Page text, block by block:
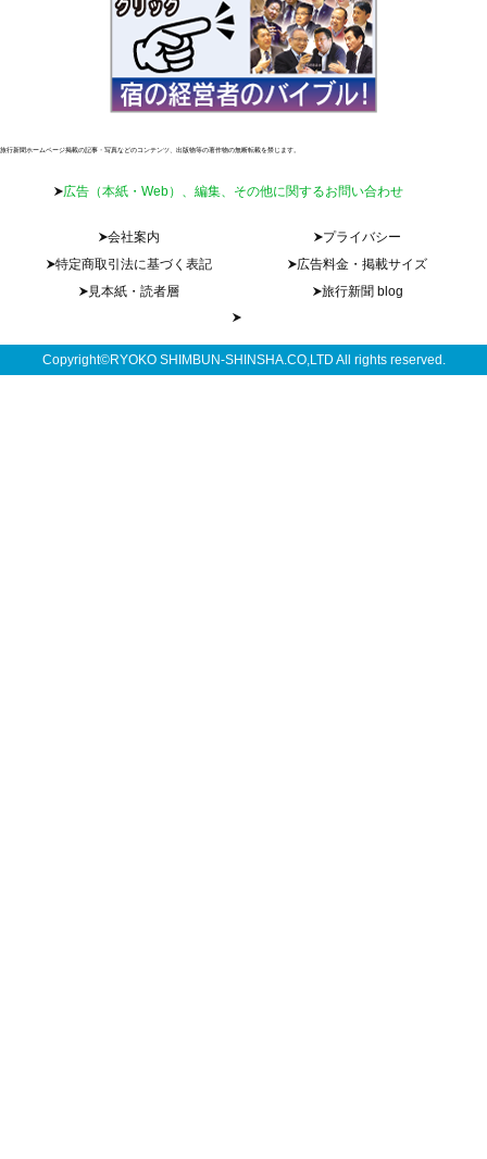
旅行新聞ホームページ掲載の記事・写真などのコンテンツ、出版物等の著作物の無断転載を禁じます。
広告（本紙・Web）、編集、その他に関するお問い合わせ
会社案内
プライバシー
特定商取引法に基づく表記
広告料金・掲載サイズ
見本紙・読者層
旅行新聞 blog
Copyright©RYOKO SHIMBUN-SHINSHA.CO,LTD All rights reserved.